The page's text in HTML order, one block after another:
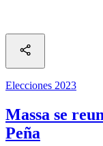
Elecciones 2023
Massa se
Peña